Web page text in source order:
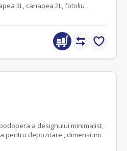
3L, canapea 2L, fotoliu ,
a designului minimalist,
depozitare , dimensiuni